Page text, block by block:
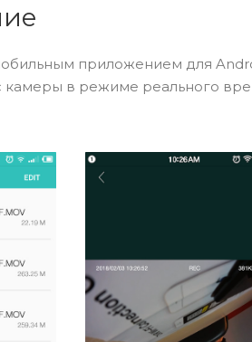
приложением для
в режиме реального